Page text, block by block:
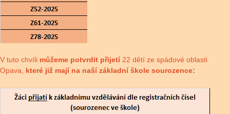
V tuto chvíli můžeme potvrdit přijetí 22 dětí ze spádové oblasti
Opava, které již mají na naší základní škole sourozence: